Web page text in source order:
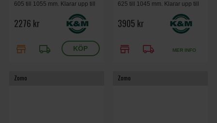
605 till 1055 mm. Klarar upp till
2276 kr
store local_shipping
625 till 1045 mm. Klarar upp till
3905 kr
store local_shipping MER INFO
Zomo Zomo